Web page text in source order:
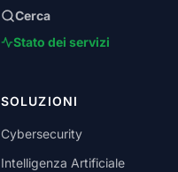
Cerca
Stato dei servizi
SOLUZIONI
Cybersecurity
Intelligenza Artificiale